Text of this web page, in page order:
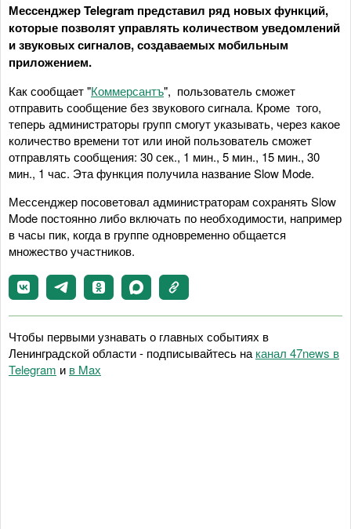
Мессенджер Telegram представил ряд новых функций,
которые позволят управлять количеством уведомлений
и звуковых сигналов, создаваемых мобильным
приложением.
Как сообщает "Коммерсантъ", пользователь сможет
отправить сообщение без звукового сигнала. Кроме того,
теперь администраторы групп смогут указывать, через какое
количество времени тот или иной пользователь сможет
отправлять сообщения: 30 сек., 1 мин., 5 мин., 15 мин., 30
мин., 1 час. Эта функция получила название Slow Mode.
Мессенджер посоветовал администраторам сохранять Slow
Mode постоянно либо включать по необходимости, например
в часы пик, когда в группе одновременно общается
множество участников.
Чтобы первыми узнавать о главных событиях в
Ленинградской области - подписывайтесь на канал 47news в
Telegram и в Maх